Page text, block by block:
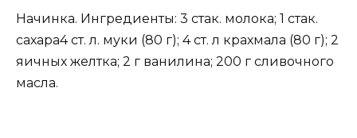
Начинка. Ингредиенты: 3 стак. молока; 1 стак.
сахара4 ст. л. муки (80 г); 4 ст. л крахмала (80 г); 2
яичных желтка; 2 г ванилина; 200 г сливочного
масла.